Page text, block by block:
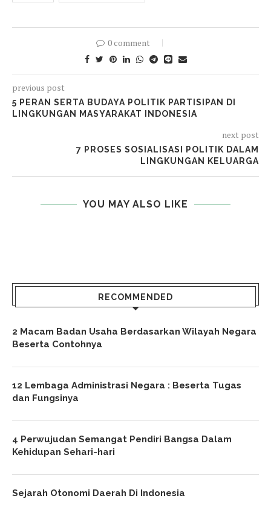
0 comment
previous post
5 PERAN SERTA BUDAYA POLITIK PARTISIPAN DI
LINGKUNGAN MASYARAKAT INDONESIA
next post
7 PROSES SOSIALISASI POLITIK DALAM
LINGKUNGAN KELUARGA
YOU MAY ALSO LIKE
RECOMMENDED
2 Macam Badan Usaha Berdasarkan Wilayah Negara
Beserta Contohnya
12 Lembaga Administrasi Negara : Beserta Tugas
dan Fungsinya
4 Perwujudan Semangat Pendiri Bangsa Dalam
Kehidupan Sehari-hari
Sejarah Otonomi Daerah Di Indonesia